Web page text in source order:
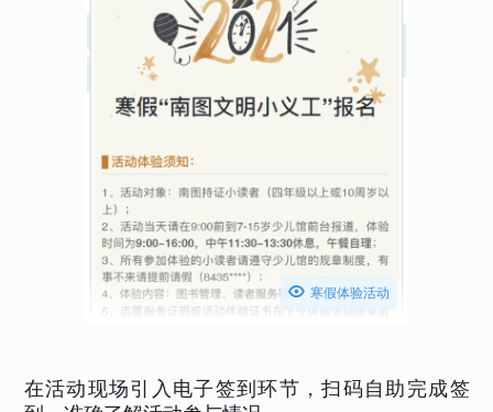
 寒假体验活动
在活动现场引入电子签到环节，扫码自助完成签